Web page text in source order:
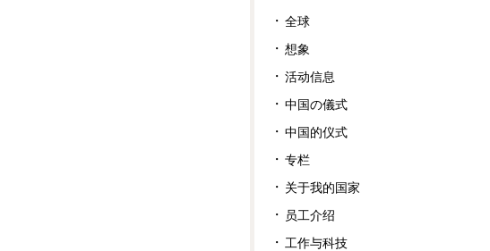
全球
想象
活动信息
中国の儀式
中国的仪式
专栏
关于我的国家
员工介绍
工作与科技